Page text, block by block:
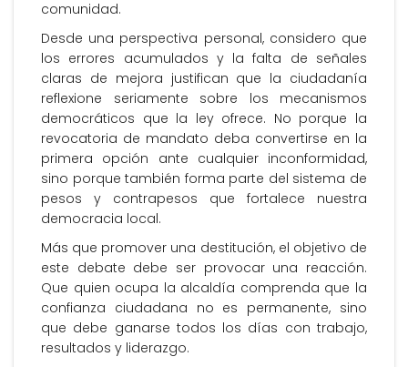
comunidad.
Desde una perspectiva personal, considero que
los errores acumulados y la falta de señales
claras de mejora justifican que la ciudadanía
reflexione seriamente sobre los mecanismos
democráticos que la ley ofrece. No porque la
revocatoria de mandato deba convertirse en la
primera opción ante cualquier inconformidad,
sino porque también forma parte del sistema de
pesos y contrapesos que fortalece nuestra
democracia local.
Más que promover una destitución, el objetivo de
este debate debe ser provocar una reacción.
Que quien ocupa la alcaldía comprenda que la
confianza ciudadana no es permanente, sino
que debe ganarse todos los días con trabajo,
resultados y liderazgo.